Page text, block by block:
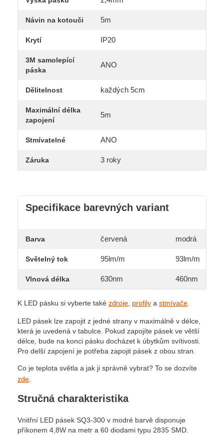
Návin na kotouči 5m
Krytí IP20
3M samolepící
páska
ANO
Dělitelnost každých 5cm
Maximální délka
zapojení
5m
Stmívatelné ANO
Záruka 3 roky
Specifikace barevných variant
Barva červená modrá
Světelný tok 95lm/m 93lm/m
Vlnová délka 630nm 460nm
K LED pásku si vyberte také zdroje profily a stmívače
LED pásek lze zapojit z jedné strany v maximálně v délce,
která je uvedená v tabulce. Pokud zapojíte pásek ve větší
délce, bude na konci pásku docházet k úbytkům svítivosti.
Pro delší zapojení je potřeba zapojit pásek z obou stran.
Co je teplota světla a jak ji správně vybrat? To se dozvíte
zde
Stručná charakteristika
Vnitřní LED pásek SQ3-300 v modré barvě disponuje
příkonem 4,8W na metr a 60 diodami typu 2835 SMD.